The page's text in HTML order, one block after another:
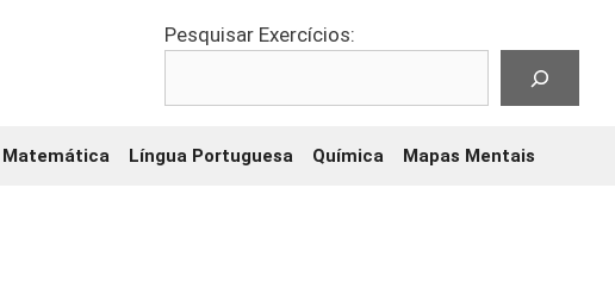
Pesquisar Exercícios:
Matemática Língua Portuguesa Química Mapas Mentais